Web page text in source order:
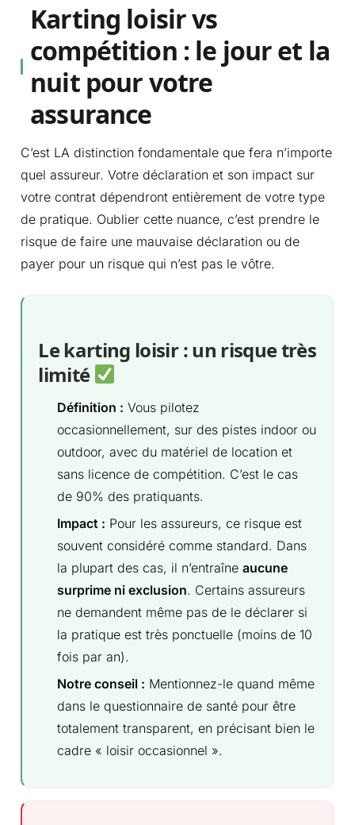
Karting loisir vs
compétition : le jour et la
nuit pour votre
assurance
C’est LA distinction fondamentale que fera n’importe
quel assureur. Votre déclaration et son impact sur
votre contrat dépendront entièrement de votre type
de pratique. Oublier cette nuance, c’est prendre le
risque de faire une mauvaise déclaration ou de
payer pour un risque qui n’est pas le vôtre.
Le karting loisir : un risque très
limité
Définition : Vous pilotez
occasionnellement, sur des pistes indoor ou
outdoor, avec du matériel de location et
sans licence de compétition. C’est le cas
de 90% des pratiquants.
Impact : Pour les assureurs, ce risque est
souvent considéré comme standard. Dans
la plupart des cas, il n’entraîneaucune
surprime ni exclusion. Certains assureurs
ne demandent même pas de le déclarer si
la pratique est très ponctuelle (moins de 10
fois par an).
Notre conseil : Mentionnez-le quand même
dans le questionnaire de santé pour être
totalement transparent, en précisant bien le
cadre « loisir occasionnel ».